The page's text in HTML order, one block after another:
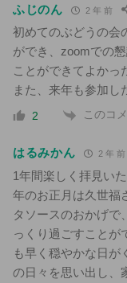
ふじのん 2 年 前
初めてのぶどうの会
ができ、zoomでの
ことができてよかっ
また、来年も参加し
2 このコ
はるみかん 2 年 前
1年間楽しく拝見い
年のお正月は久世福
タソースのおかげで
っくり過ごすことが
も早く穏やかな日が
の日々を思い出し、